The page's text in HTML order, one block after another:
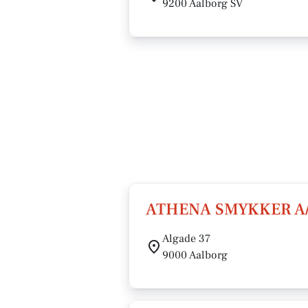
9200 Aalborg SV
ATHENA SMYKKER
Algade 37
9000 Aalborg